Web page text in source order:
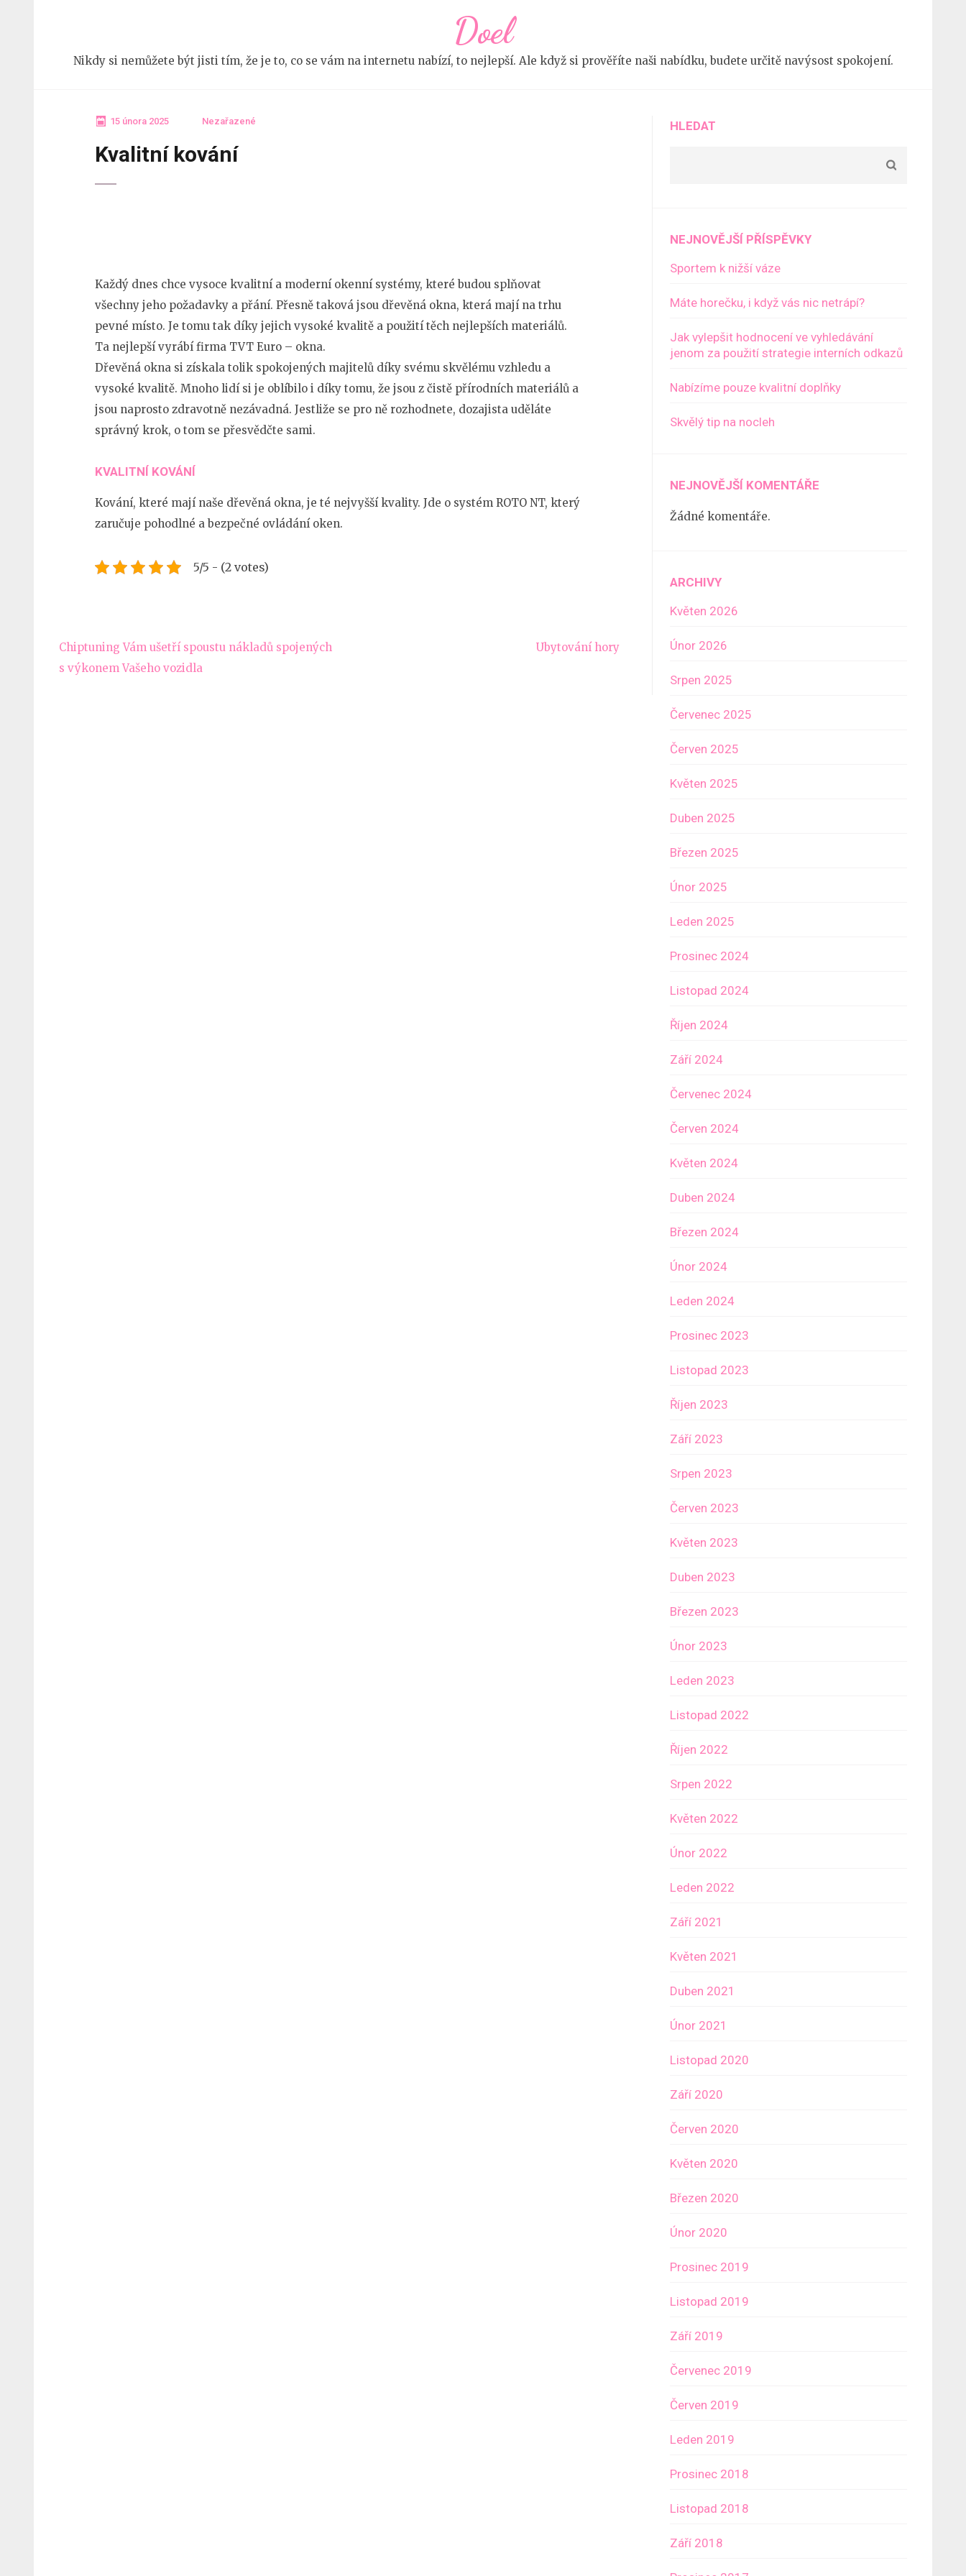
Doel
Nikdy si nemůžete být jisti tím, že je to, co se vám na internetu nabízí, to nejlepší. Ale když si prověříte naši nabídku, budete určitě navýsost spokojení.
15 února 2025 Nezařazené
Kvalitní kování
Každý dnes chce vysoce kvalitní a moderní okenní systémy, které budou splňovat
všechny jeho požadavky a přání. Přesně taková jsou dřevěná okna, která mají na trhu
pevné místo. Je tomu tak díky jejich vysoké kvalitě a použití těch nejlepších materiálů.
Ta nejlepší vyrábí firma TVT Euro – okna.
Dřevěná okna si získala tolik spokojených majitelů díky svému skvělému vzhledu a
vysoké kvalitě. Mnoho lidí si je oblíbilo i díky tomu, že jsou z čistě přírodních materiálů a
jsou naprosto zdravotně nezávadná. Jestliže se pro ně rozhodnete, dozajista uděláte
správný krok, o tom se přesvědčte sami.
KVALITNÍ KOVÁNÍ
Kování, které mají naše dřevěná okna, je té nejvyšší kvality. Jde o systém ROTO NT, který
zaručuje pohodlné a bezpečné ovládání oken.
5/5 - (2 votes)
Navigace
pro
Chiptuning Vám ušetří spoustu nákladů spojených
s výkonem Vašeho vozidla
Ubytování hory
HLEDAT
NEJNOVĚJŠÍ PŘÍSPĚVKY
Sportem k nižší váze
Máte horečku, i když vás nic netrápí?
Jak vylepšit hodnocení ve vyhledávání
jenom za použití strategie interních odkazů
Nabízíme pouze kvalitní doplňky
Skvělý tip na nocleh
NEJNOVĚJŠÍ KOMENTÁŘE
Žádné komentáře.
ARCHIVY
Květen 2026
Únor 2026
Srpen 2025
Červenec 2025
Červen 2025
Květen 2025
Duben 2025
Březen 2025
Únor 2025
Leden 2025
Prosinec 2024
Listopad 2024
Říjen 2024
Září 2024
Červenec 2024
Červen 2024
Květen 2024
Duben 2024
Březen 2024
Únor 2024
Leden 2024
Prosinec 2023
Listopad 2023
Říjen 2023
Září 2023
Srpen 2023
Červen 2023
Květen 2023
Duben 2023
Březen 2023
Únor 2023
Leden 2023
Listopad 2022
Říjen 2022
Srpen 2022
Květen 2022
Únor 2022
Leden 2022
Září 2021
Květen 2021
Duben 2021
Únor 2021
Listopad 2020
Září 2020
Červen 2020
Květen 2020
Březen 2020
Únor 2020
Prosinec 2019
Listopad 2019
Září 2019
Červenec 2019
Červen 2019
Leden 2019
Prosinec 2018
Listopad 2018
Září 2018